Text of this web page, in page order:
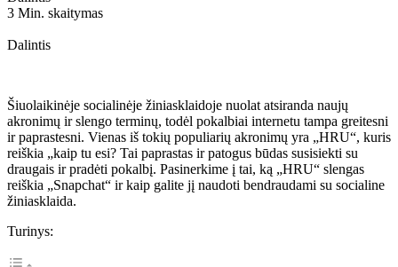
3 Min. skaitymas
Dalintis
Šiuolaikinėje socialinėje žiniasklaidoje nuolat atsiranda naujų
akronimų ir slengo terminų, todėl pokalbiai internetu tampa greitesni
ir paprastesni. Vienas iš tokių populiarių akronimų yra „HRU“, kuris
reiškia „kaip tu esi? Tai paprastas ir patogus būdas susisiekti su
draugais ir pradėti pokalbį. Pasinerkime į tai, ką „HRU“ slengas
reiškia „Snapchat“ ir kaip galite jį naudoti bendraudami su socialine
žiniasklaida.
Turinys: